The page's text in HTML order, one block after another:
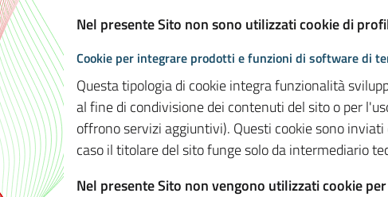
Nel presente Sito non sono utilizzati cookie di
Cookie per integrare prodotti e funzioni di software di
Questa tipologia di cookie integra funzionalità
al fine di condivisione dei contenuti del sito o per
offrono servizi aggiuntivi). Questi cookie sono
caso il titolare del sito funge solo da intermediario
Nel presente Sito non vengono utilizzati cookie